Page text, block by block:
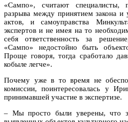
«Сампо», считают специалисты,
разрыва между принятием закона и
актов, и самоуправства
экспертов и не имея на то
себя ответственность за
«Сампо» недостойно быть
Проще говоря, тогда сработало
кобыле легче».
Почему уже в то время не
комиссии, поинтересовалась у
принимавшей участие в экспертизе.
– Мы просто были уверены, что